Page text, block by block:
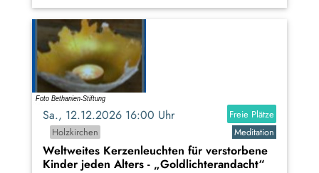
Sa., 12.12.2026 16:00 Uhr
Freie Plätze
Holzkirchen
Meditation
Weltweites Kerzenleuchten für verstorbene
Kinder jeden Alters - „Goldlichterandacht“